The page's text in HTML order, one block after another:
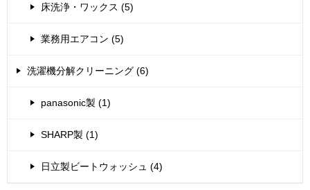
床洗浄・ワックス (5)
業務用エアコン (5)
洗濯機分解クリーニング (6)
panasonic製 (1)
SHARP製 (1)
日立製ビートウォッシュ (4)